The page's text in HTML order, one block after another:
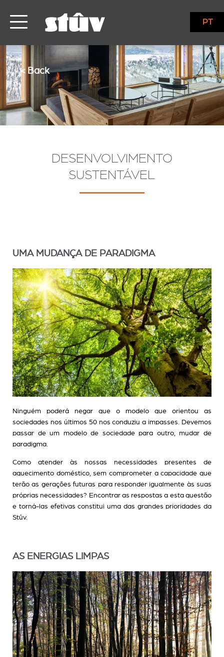
PT
< Back
DESENVOLVIMENTO
SUSTENTÁVEL
UMA MUDANÇA DE PARADIGMA
Ninguém poderá negar que o modelo que orientou as
sociedades nos últimos 50 nos conduziu a impasses. Devemos
passar de um modelo de sociedade para outro, mudar de
paradigma.
Como atender às nossas necessidades presentes de
aquecimento doméstico, sem comprometer a capacidade que
terão as gerações futuras para responder igualmente às suas
próprias necessidades? Encontrar as respostas a esta questão
e torná-las efetivas constitui uma das grandes prioridades da
Stûv.
AS ENERGIAS LIMPAS